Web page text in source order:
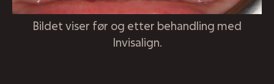
Bildet viser før og etter behandling med
Invisalign.